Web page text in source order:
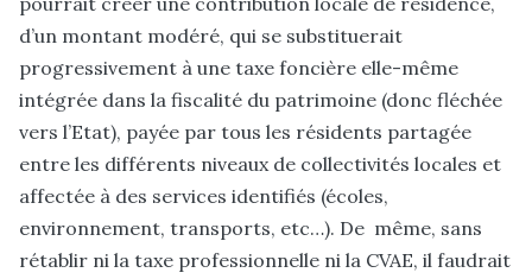
d’un montant modéré, qui se substituerait
progressivement à une taxe foncière elle-même
intégrée dans la fiscalité du patrimoine (donc fléchée
vers l’Etat), payée par tous les résidents partagée
entre les différents niveaux de collectivités locales et
affectée à des services identifiés (écoles,
environnement, transports, etc…). De même, sans
rétablir ni la taxe professionnelle ni la CVAE, il faudrait